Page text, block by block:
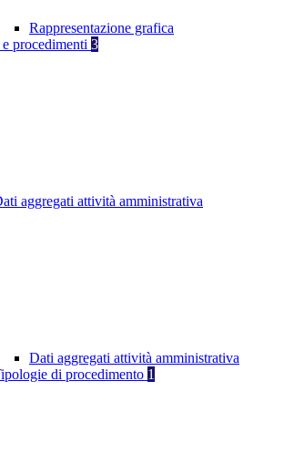
Rappresentazione grafica
procedimenti 3
aggregati attività amministrativa
Dati aggregati attività amministrativa
di procedimento 1